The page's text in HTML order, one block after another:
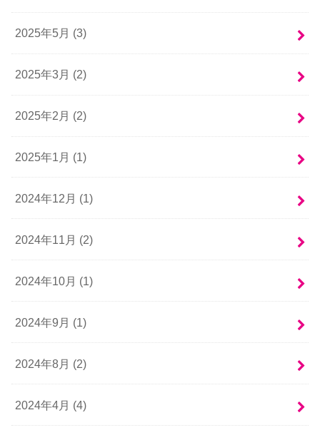
2025年5月 (3)
2025年3月 (2)
2025年2月 (2)
2025年1月 (1)
2024年12月 (1)
2024年11月 (2)
2024年10月 (1)
2024年9月 (1)
2024年8月 (2)
2024年4月 (4)